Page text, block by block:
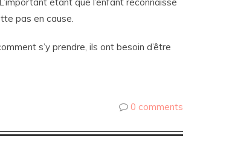
pas en cause.
s’y prendre, ils ont besoin d’être
0 comments